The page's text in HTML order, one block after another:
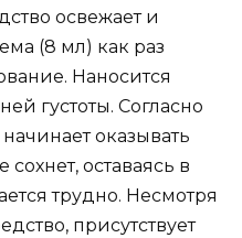
освежает и
(8 мл) как раз
Наносится
густоты. Согласно
оказывать
оставаясь в
трудно. Несмотря
присутствует